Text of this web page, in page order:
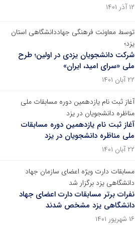
۱۲ آذر ۱۴۰۱
توسط معاونت فرهنگی جهاددانشگاهی استان
یزد؛
شرکت دانشجویان یزدی در اولین؛ طرح
ملی «سرای امید، ایران»
۲۲ آبان ۱۴۰۱
آغاز ثبت نام یازدهمین دوره مسابقات ملی
مناظره دانشجویان در یزد
آغاز ثبت نام یازدهمین دوره مسابقات
ملی مناظره دانشجویان در یزد
۲۲ آبان ۱۴۰۱
مسابقات دارت ویژه اعضای سازمان جهاد
دانشگاهی یزد برگزار شد
نفرات برتر مسابقات دارت اعضای جهاد
دانشگاهی یزد مشخص شدند
۱۶ شهریور ۱۴۰۱